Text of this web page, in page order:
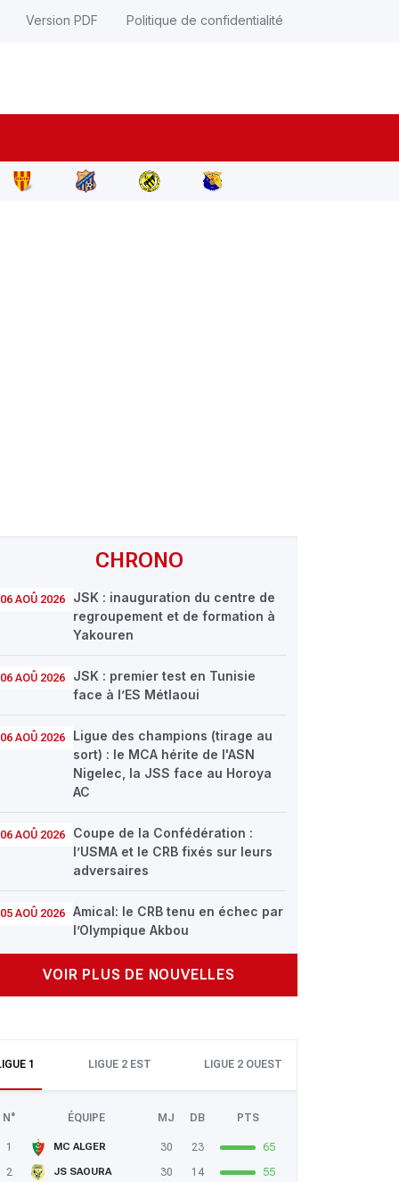
Version PDF Politique de confidentialité
CHRONO
06 AOÛ 2026
JSK : inauguration du centre de
regroupement et de formation à
Yakouren
06 AOÛ 2026
JSK : premier test en Tunisie
face à l’ES Métlaoui
06 AOÛ 2026
Ligue des champions (tirage au
sort) : le MCA hérite de l'ASN
Nigelec, la JSS face au Horoya
AC
06 AOÛ 2026
Coupe de la Confédération :
l’USMA et le CRB fixés sur leurs
adversaires
05 AOÛ 2026
Amical: le CRB tenu en échec par
l’Olympique Akbou
VOIR PLUS DE NOUVELLES
1 LIGUE 2 EST LIGUE 2 OUEST
N° ÉQUIPE MJ DB PTS
1 MC ALGER 30 23
65
2
JS SAOURA 30 14
55